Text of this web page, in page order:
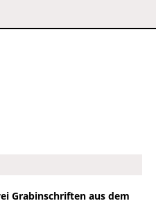
elektronische Rundschau zur Altertumskunde
Grabinschriften aus dem